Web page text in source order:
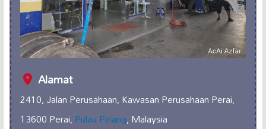
Alamat
2410, Jalan Perusahaan, Kawasan Perusahaan Perai,
13600 Perai,Pulau Pinang, Malaysia